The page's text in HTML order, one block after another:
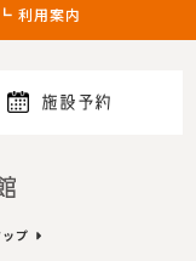
利用案内
施設予約
プ